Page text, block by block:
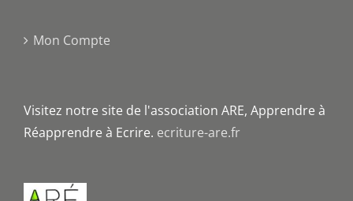
Mon Compte
Visitez notre site de l'association ARE, Apprendre à
Réapprendre à Ecrire. ecriture-are.fr